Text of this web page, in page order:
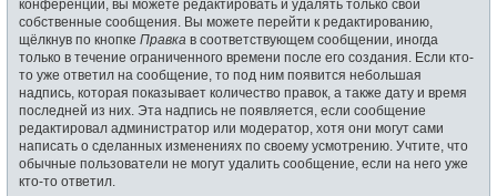
конференции, вы можете редактировать и удалять только свои
собственные сообщения. Вы можете перейти к редактированию,
щёлкнув по кнопке Правка в соответствующем сообщении, иногда
только в течение ограниченного времени после его создания. Если кто-
то уже ответил на сообщение, то под ним появится небольшая
надпись, которая показывает количество правок, а также дату и время
последней из них. Эта надпись не появляется, если сообщение
редактировал администратор или модератор, хотя они могут сами
написать о сделанных изменениях по своему усмотрению. Учтите, что
обычные пользователи не могут удалить сообщение, если на него уже
кто-то ответил.